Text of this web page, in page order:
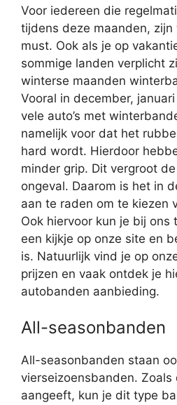
Voor iedereen die
tijdens deze maanden,
must. Ook als je op
sommige landen verplicht
winterse maanden
Vooral in december,
vele auto’s met
namelijk voor dat het
hard wordt. Hierdoor
minder grip. Dit vergroot
ongeval. Daarom is het in
aan te raden om te kiezen
Ook hiervoor kun je bij ons
een kijkje op onze site en
is. Natuurlijk vind je op
prijzen en vaak ontdek je
autobanden aanbieding.
All-seasonbanden
All-seasonbanden staan
vierseizoensbanden. Zoals
aangeeft, kun je dit type